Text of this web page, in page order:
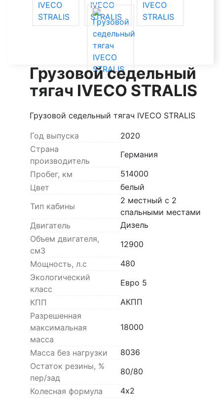
Грузовой седельный
тягач IVECO STRALIS
Грузовой седельный тягач IVECO STRALIS
Год выпуска
2020
Страна
производитель
Германия
Пробег, км
514000
Цвет
белый
Тип кабины
2 местный с 2
спальными местами
Двигатель
Дизель
Объем двигателя,
см3
12900
Мощность, л.с
480
Экологический
класс
Евро 5
КПП
АКПП
Разрешенная
максимальная
масса
18000
Масса без нагрузки
8036
Остаток резины, %
пер/зад
80/80
Колесная формула
4х2